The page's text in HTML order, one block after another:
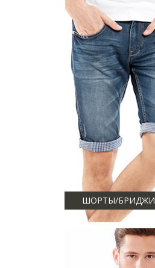
ШОРТЫ/БРИДЖИ